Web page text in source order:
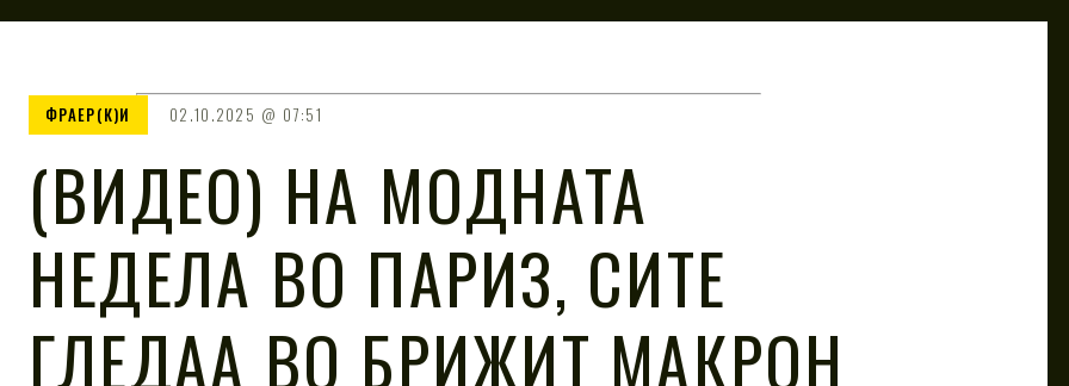
ФРАЕР(К)И 02.10.2025 07:51
(ВИДЕО) НА МОДНАТА
НЕДЕЛА ВО ПАРИЗ, СИТЕ
ГЛЕДАА ВО БРИЖИТ МАКРОН